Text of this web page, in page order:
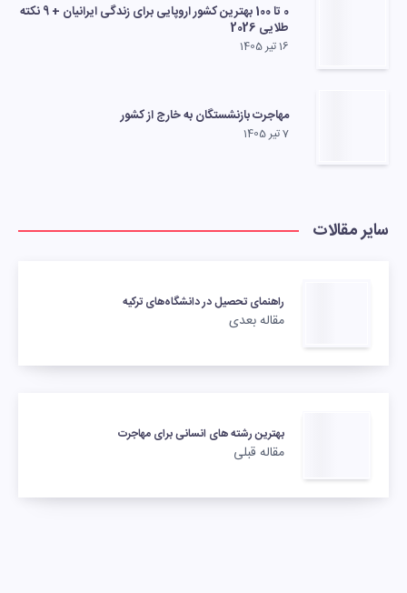
0 تا 100 بهترین کشور اروپایی برای زندگی ایرانیان + 9 نکته
طلایی 2026
16 تیر 1405
مهاجرت بازنشستگان به خارج از کشور
7 تیر 1405
سایر مقالات
راهنمای تحصیل در دانشگاه‌های ترکیه
مقاله بعدی
بهترین رشته های انسانی برای مهاجرت
مقاله قبلی